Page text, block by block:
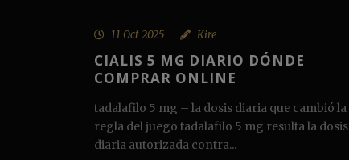
11 Oct 2025 Kire
CIALIS 5 MG DIARIO DÓNDE
COMPRAR ONLINE
tadalafilo 5 mg – la dosis diaria que cambió la
regla del juego tadalafilo 5 mg resulta la dosis
diaria autorizada contra...